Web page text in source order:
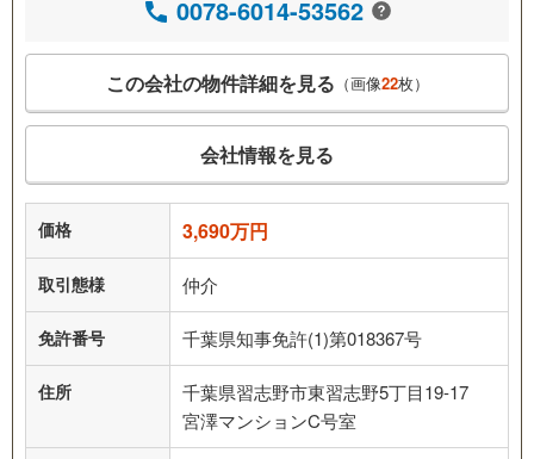
0078-6014-53562
この会社の物件詳細を見る （画像22枚）
会社情報を見る
価格 3,690万円
取引態様 仲介
免許番号 千葉県知事免許(1)第018367号
住所
千葉県習志野市東習志野5丁目19-17
宮澤マンションC号室